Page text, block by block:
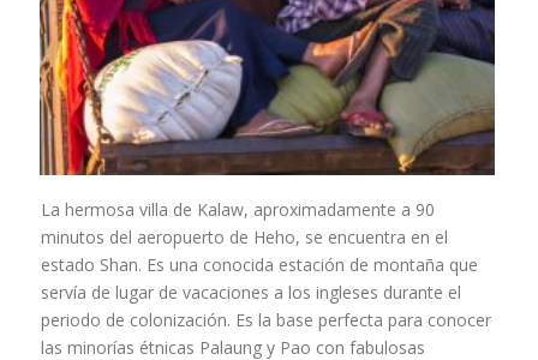
La hermosa villa de Kalaw, aproximadamente a 90
minutos del aeropuerto de Heho, se encuentra en el
estado Shan. Es una conocida estación de montaña que
servía de lugar de vacaciones a los ingleses durante el
periodo de colonización. Es la base perfecta para conocer
las minorías étnicas Palaung y Pao con fabulosas